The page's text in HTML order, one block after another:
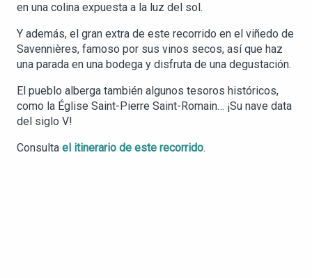
en una colina expuesta a la luz del sol.
Y además, el gran extra de este recorrido en el viñedo de
Savennières, famoso por sus vinos secos, así que haz
una parada en una bodega y disfruta de una degustación.
El pueblo alberga también algunos tesoros históricos,
como la Église Saint-Pierre Saint-Romain… ¡Su nave data
del siglo V!
Consulta el itinerario de este recorrido.